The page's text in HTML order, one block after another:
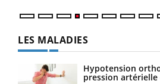
LES MALADIES
Hypotension
pression